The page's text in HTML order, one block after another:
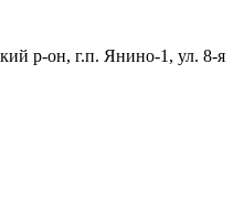
р-он, г.п. Янино-1, ул. 8-я